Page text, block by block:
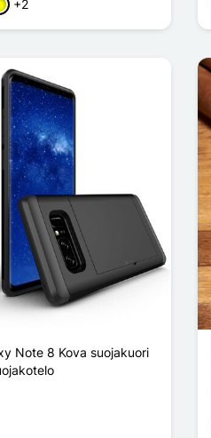
+2
Note 8 Kova suojakuori